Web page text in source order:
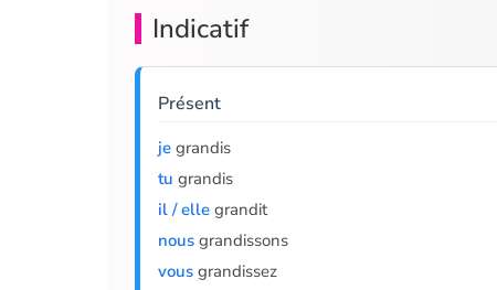
Indicatif
Présent
je grandis
tu grandis
il / elle grandit
nous grandissons
vous grandissez